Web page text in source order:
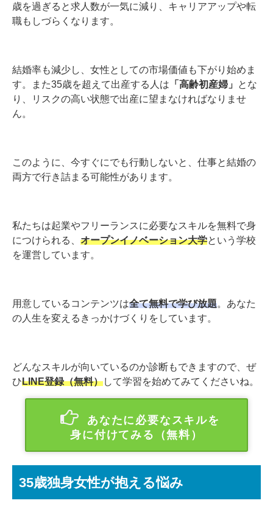
歳を過ぎると求人数が一気に減り、キャリアアップや転
職もしづらくなります。
結婚率も減少し、女性としての市場価値も下がり始めま
す。また35歳を超えて出産する人は 「高齢初産婦」
とな
り、リスクの高い状態で出産に望まなければなりませ
ん。
このように、今すぐにでも行動しないと、仕事と結婚の
両方で行き詰まる可能性があります。
私たちは起業やフリーランスに必要なスキルを無料で身
につけられる、 オープンイノベーション大学という学校
を運営しています。
用意しているコンテンツは全て無料で学び放題 。あなた
の人生を変えるきっかけづくりをしています。
どんなスキルが向いているのか診断もできますので、ぜ
ひLINE登録（無料）して学習を始めてみてくださいね。
あなたに必要なスキルを
身に付けてみる（無料）
35歳独身女性が抱える悩み